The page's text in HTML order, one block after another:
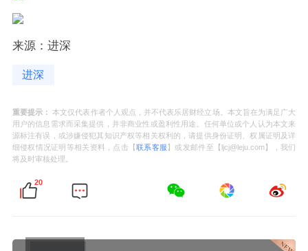
来源：进深
进深
重要提示： 本文仅代表作者个人观点，并不代表乐居财经立场。本文旨在为满足广大
用户的信息需求而采集提供，并非商业性或盈利性用途。任何单位或个人认为本文来
源标注有误，或涉嫌侵犯其知识产权等相关权利的，请提供身份证明、权属证明及详
细侵权情况证明等相关资料，点击【联系客服 】或发邮件至【ljcj@leju.com】，我们
将及时审核处理。
20